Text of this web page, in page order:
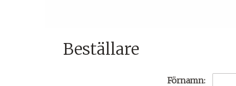
Beställare
Förnamn: